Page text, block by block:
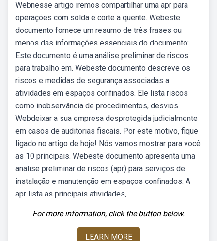
Webnesse artigo iremos compartilhar uma apr para
operações com solda e corte a quente. Webeste
documento fornece um resumo de três frases ou
menos das informações essenciais do documento:
Este documento é uma análise preliminar de riscos
para trabalho em. Webeste documento descreve os
riscos e medidas de segurança associadas a
atividades em espaços confinados. Ele lista riscos
como inobservância de procedimentos, desvios.
Webdeixar a sua empresa desprotegida judicialmente
em casos de auditorias fiscais. Por este motivo, fique
ligado no artigo de hoje! Nós vamos mostrar para você
as 10 principais. Webeste documento apresenta uma
análise preliminar de riscos (apr) para serviços de
instalação e manutenção em espaços confinados. A
apr lista as principais atividades,.
For more information, click the button below.
LEARN MORE